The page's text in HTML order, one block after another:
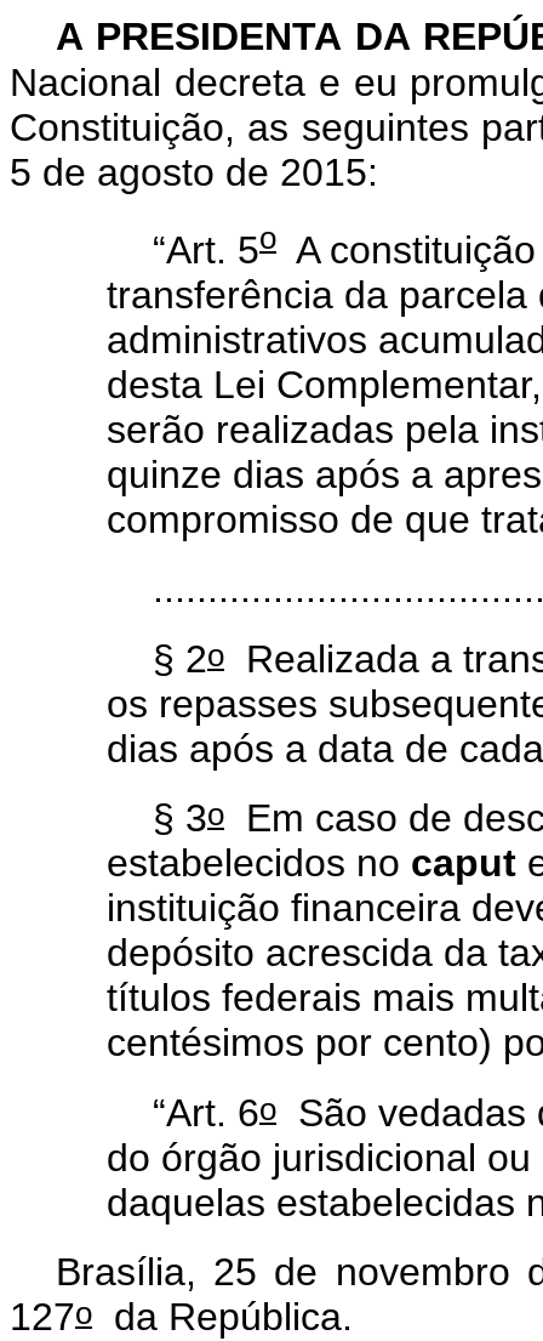
A PRESIDENTA DA
Nacional decreta e eu
Constituição, as seguintes
5 de agosto de 2015:
“Art. 5o A
transferência da
administrativos
desta Lei
serão realizadas pela
quinze dias após a
compromisso de que
§ 2o Realizada a
os repasses
dias após a data de
§ 3o Em caso de
estabelecidos no caput
instituição financeira
depósito acrescida da
títulos federais mais
centésimos por cento)
“Art. 6o São vedadas
do órgão jurisdicional
daquelas estabelecidas
Brasília, 25 de novembro
127o da República.